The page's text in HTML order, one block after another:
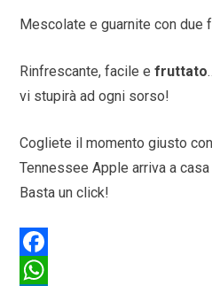
Mescolate e guarnite con due
Rinfrescante, facile efruttato
vi stupirà ad ogni sorso!
Cogliete il momento giusto
Tennessee Apple arriva a
Basta un click!
F